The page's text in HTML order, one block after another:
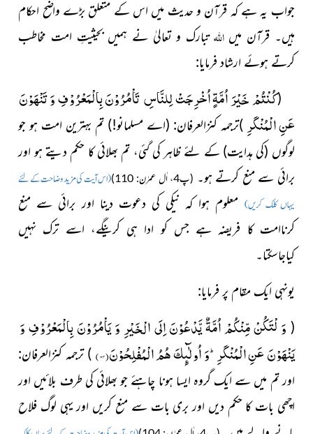
جواب یہ ہے کہ قرآن و حدیث میں اس کے متعلق بڑے واضح احکام
ہیں۔ قرآن میںاللہ تبارک و تعالیٰ نے ہمیں بحیثیتِ امت مخاطب
کرتے ہوئے ارشاد فرمایا:
(كُنْتُمْ خَیْرَ اُمَّةٍ اُخْرِجَتْ لِلنَّاسِ تَاْمُرُوْنَ بِالْمَعْرُوْفِ وَ تَنْهَوْنَ
عَنِ الْمُنْكَرِ )ترجمہ كنزالعرفان: (اے مسلمانو!) تم بہترین امت ہو جو
لوگوں (کی ہدایت)کے لئے ظاہر کی گئی، تم بھلائی کا حکم دیتے ہو اور
برائی سے منع کرتے ہو۔ (پ4، اٰل عمرٰن: 110)
(اس آیت کی مزید وضاحت کے لئے
یہاں کلک کریں) معلوم ہوا کہ نیکی کی دعوت دینا اور برائی سے منع
کرناامت کا فریضہ ہے جس کو ادا ہی کرینگے، اسے ترک نہیں
کیاجاسکتا۔
یونہی ایک مقام پر فرمایا:
( وَ لْتَكُنْ مِّنْكُمْ اُمَّةٌ یَّدْعُوْنَ اِلَى الْخَیْرِ وَ یَاْمُرُوْنَ بِالْمَعْرُوْفِ وَ
یَنْهَوْنَ عَنِ الْمُنْكَرِؕ-وَ اُولٰٓىٕكَ هُمُ الْمُفْلِحُوْنَ(۱۰۴)
) ترجمہ كنزالعرفان:
اور تم میں سے ایک گروہ ایسا ہونا چاہئے جو بھلائی کی طرف بلائیں اور
اچھی بات کا حکم دیں اور بری بات سے منع کریں اور یہی لوگ فلاح